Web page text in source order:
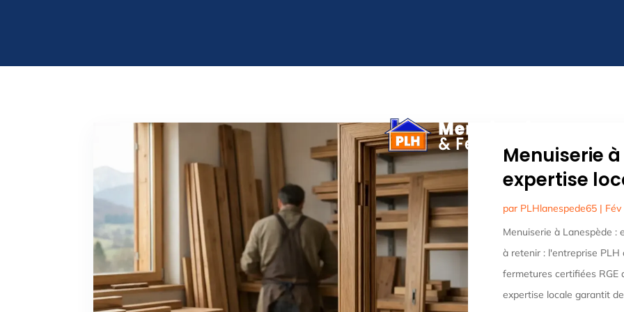
Menuiserie
expertise
par PLHlanespede65 |
Menuiserie à Lanespède :
à retenir : l'entreprise PLH
fermetures certifiées RGE
expertise locale garantit